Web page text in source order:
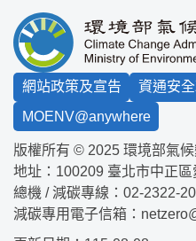
網站政策及宣告 資通安
MOENV@anywhere
版權所有 © 2025 環境部氣
地址：100209 臺北市中正
總機 / 減碳專線： 02-2322-
減碳專用電子信箱：